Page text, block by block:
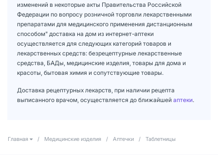
изменений в некоторые акты Правительства Российской
Федерации по вопросу розничной торговли лекарственными
препаратами для медицинского применения дистанционным
способом" доставка на дом из интернет-аптеки
осуществляется для следующих категорий товаров и
лекарственных средств: безрецептурные лекарственные
средства, БАДы, медицинские изделия, товары для дома и
красоты, бытовая химия и сопутствующие товары.
Доставка рецептурных лекарств, при наличии рецепта
выписанного врачом, осуществляется до ближайшей аптеки.
Главная / Медицинские изделия / Аптечки / Таблетницы